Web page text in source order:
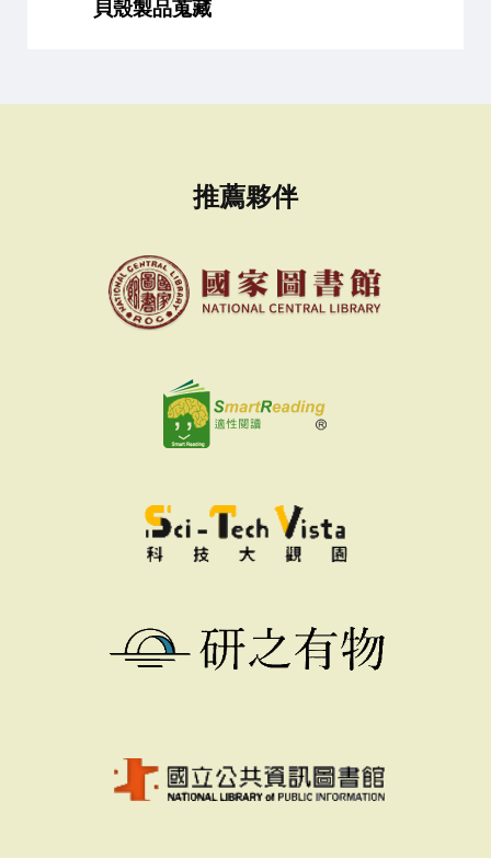
貝殼製品蒐藏
推薦夥伴